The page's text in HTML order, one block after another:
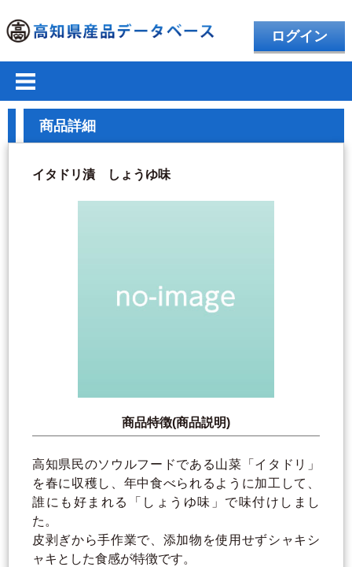
ログイン
商品詳細
イタドリ漬 しょうゆ味
商品特徴(商品説明)
高知県民のソウルフードである山菜「イタドリ」
を春に収穫し、年中食べられるように加工して、
誰にも好まれる「しょうゆ味」で味付けしまし
た。
皮剥ぎから手作業で、添加物を使用せずシャキシ
ャキとした食感が特徴です。